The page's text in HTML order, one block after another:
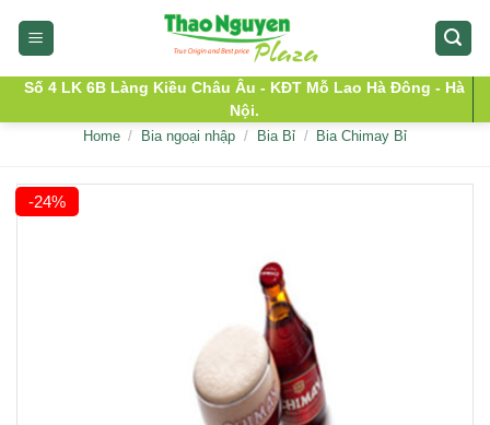
Số 4 LK 6B Làng Kiều Châu Âu - KĐT Mỗ Lao Hà Đông - Hà
Nội.
Home / Bia ngoại nhập / Bia Bỉ / Bia Chimay Bỉ
-24%